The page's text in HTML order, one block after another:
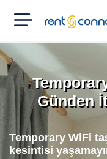
RENT'N
CONNECT
Günden
Temporary WiFi
kesintisi